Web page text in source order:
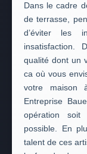
Dans le cadre
de terrasse,
d’éviter les
insatisfaction.
qualité dont un
ca où vous
votre maison
Entreprise
opération soit
possible. En
talent de ces